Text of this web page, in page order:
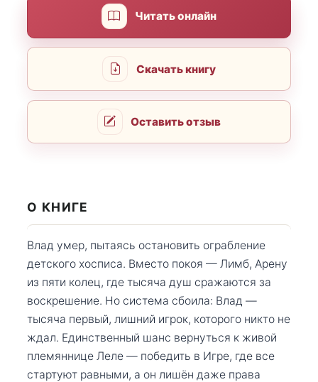
Читать онлайн
Скачать книгу
Оставить отзыв
О КНИГЕ
Влад умер, пытаясь остановить ограбление
детского хосписа. Вместо покоя — Лимб, Арену
из пяти колец, где тысяча душ сражаются за
воскрешение. Но система сбоила: Влад —
тысяча первый, лишний игрок, которого никто не
ждал. Единственный шанс вернуться к живой
племяннице Леле — победить в Игре, где все
стартуют равными, а он лишён даже права